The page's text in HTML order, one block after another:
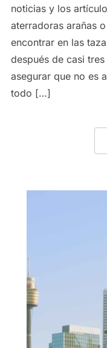
noticias y los
aterradoras arañas
encontrar en las
después de casi
asegurar que no es
todo […]